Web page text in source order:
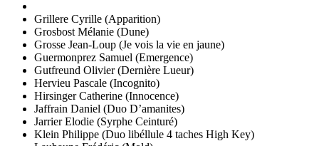
Grillere Cyrille (Apparition)
Grosbost Mélanie (Dune)
Grosse Jean-Loup (Je vois la vie en jaune)
Guermonprez Samuel (Emergence)
Gutfreund Olivier (Dernière Lueur)
Hervieu Pascale (Incognito)
Hirsinger Catherine (Innocence)
Jaffrain Daniel (Duo D’amanites)
Jarrier Elodie (Syrphe Ceinturé)
Klein Philippe (Duo libéllule 4 taches High Key)